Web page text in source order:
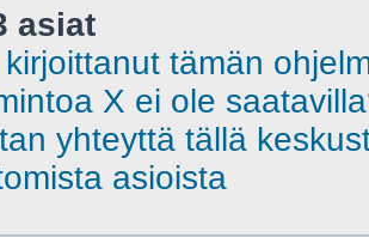
asiat
tämän
X ei ole
yhteyttä tällä
asioista